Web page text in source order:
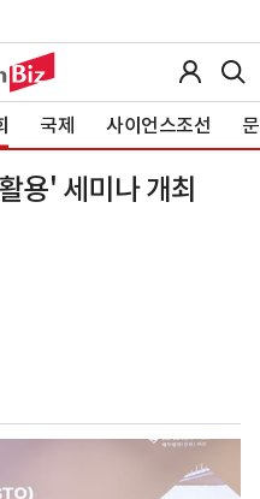
국제 사이언스조선
용' 세미나 개최